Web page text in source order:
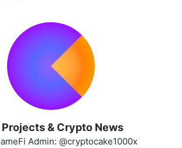
Projects & Crypto News
Admin: @cryptocake1000x